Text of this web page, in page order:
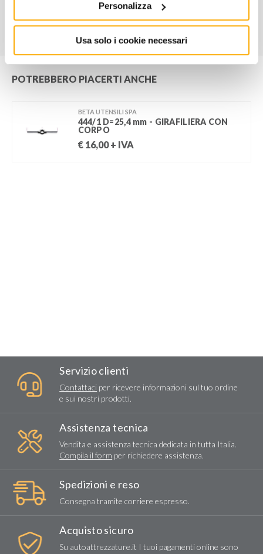
Personalizza
Usa solo i cookie necessari
IN ACCIAIO AL CROMO - D=25,4 mm
POTREBBERO PIACERTI ANCHE
BETA UTENSILI SPA
444/1 D=25,4 mm - GIRAFILIERA CON
CORPO
€ 16,00+ IVA
Servizio clienti
Contattaci per ricevere informazioni sul tuo ordine
e sui nostri prodotti.
Assistenza tecnica
Vendita e assistenza tecnica dedicata in tutta Italia.
Compila il form per richiedere assistenza.
Spedizioni e reso
Consegna tramite corriere espresso.
Acquisto sicuro
Su autoattrezzature.it I tuoi pagamenti online sono